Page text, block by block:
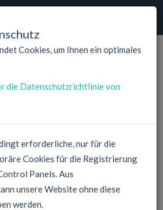
Cookies, um Ihnen ein optimales
die Datenschutzrichtlinie von
erforderliche, nur für die
Cookies für die Registrierung
Panels. Aus
unsere Website ohne diese
werden.